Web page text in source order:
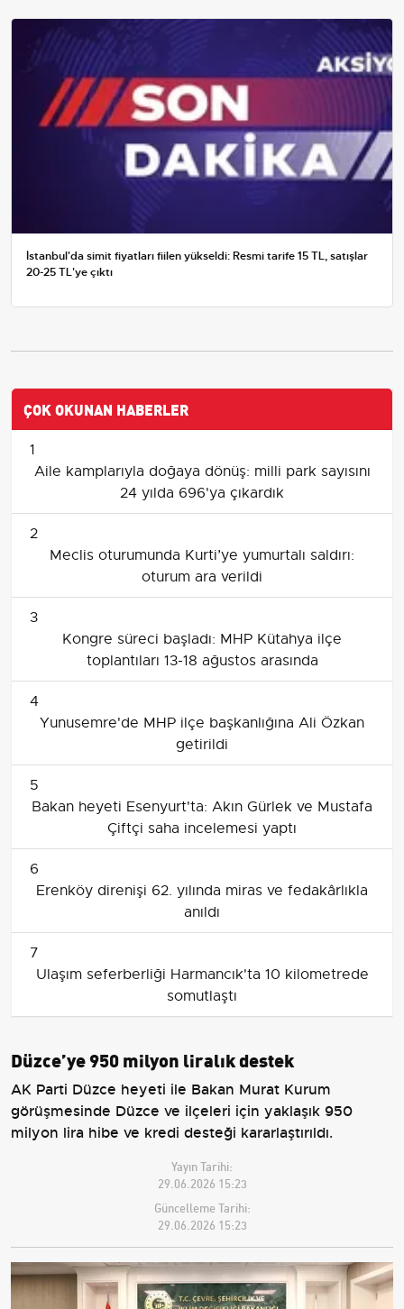
İstanbul'da simit fiyatları fiilen yükseldi: Resmi tarife 15 TL, satışlar
20-25 TL'ye çıktı
ÇOK OKUNAN HABERLER
1
Aile kamplarıyla doğaya dönüş: milli park sayısını
24 yılda 696'ya çıkardık
2
Meclis oturumunda Kurti’ye yumurtalı saldırı:
oturum ara verildi
3
Kongre süreci başladı: MHP Kütahya ilçe
toplantıları 13-18 ağustos arasında
4
Yunusemre'de MHP ilçe başkanlığına Ali Özkan
getirildi
5
Bakan heyeti Esenyurt'ta: Akın Gürlek ve Mustafa
Çiftçi saha incelemesi yaptı
6
Erenköy direnişi 62. yılında miras ve fedakârlıkla
anıldı
7
Ulaşım seferberliği Harmancık'ta 10 kilometrede
somutlaştı
Düzce’ye 950 milyon liralık destek
AK Parti Düzce heyeti ile Bakan Murat Kurum
görüşmesinde Düzce ve ilçeleri için yaklaşık 950
milyon lira hibe ve kredi desteği kararlaştırıldı.
Yayın Tarihi:
29.06.2026 15:23
Güncelleme Tarihi:
29.06.2026 15:23